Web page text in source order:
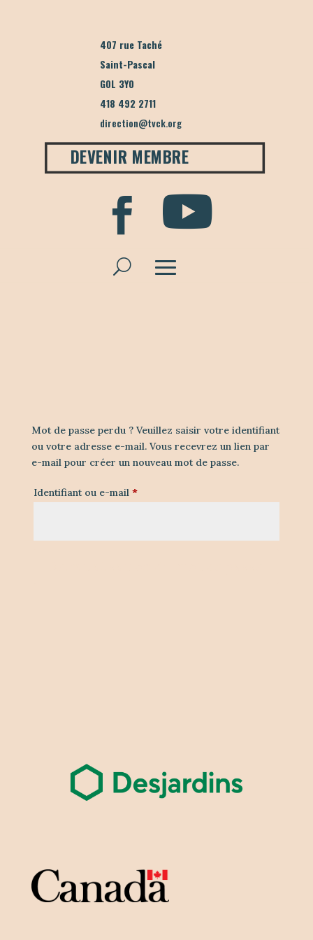
407 rue Taché
Saint-Pascal
G0L 3Y0
418 492 2711
direction@tvck.org

DEVENIR MEMBRE

Mot de passe perdu ? Veuillez saisir votre identifiant
ou votre adresse e-mail. Vous recevrez un lien par
e-mail pour créer un nouveau mot de passe.
Identifiant ou e-mail *Obligatoire